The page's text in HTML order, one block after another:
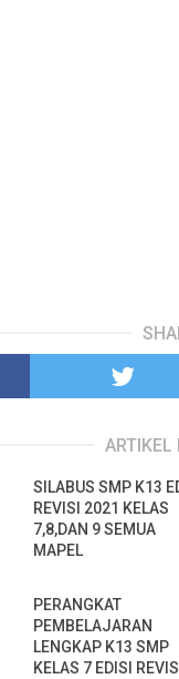
ARTIKEL
SILABUS SMP K13
REVISI 2021 KELAS
7,8,DAN 9 SEMUA
MAPEL
PERANGKAT
PEMBELAJARAN
LENGKAP K13 SMP
KELAS 7 EDISI REVISI